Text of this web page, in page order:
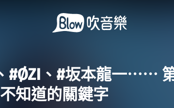
#ØZI、#坂本龍一⋯⋯
知道的關鍵字